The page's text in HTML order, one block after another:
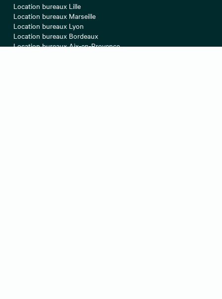
Location bureaux Lille
Location bureaux Marseille
Location bureaux Lyon
Location bureaux Bordeaux
Location bureaux Aix-en-Provence